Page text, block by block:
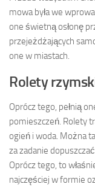
mowa była we
one świetną osłonę
przejeżdżających
one w miastach.
Rolety
Oprócz tego, pełnią
pomieszczeń. Rolety
ogień i woda. Można
za zadanie
Oprócz tego, to
najczęściej w formie